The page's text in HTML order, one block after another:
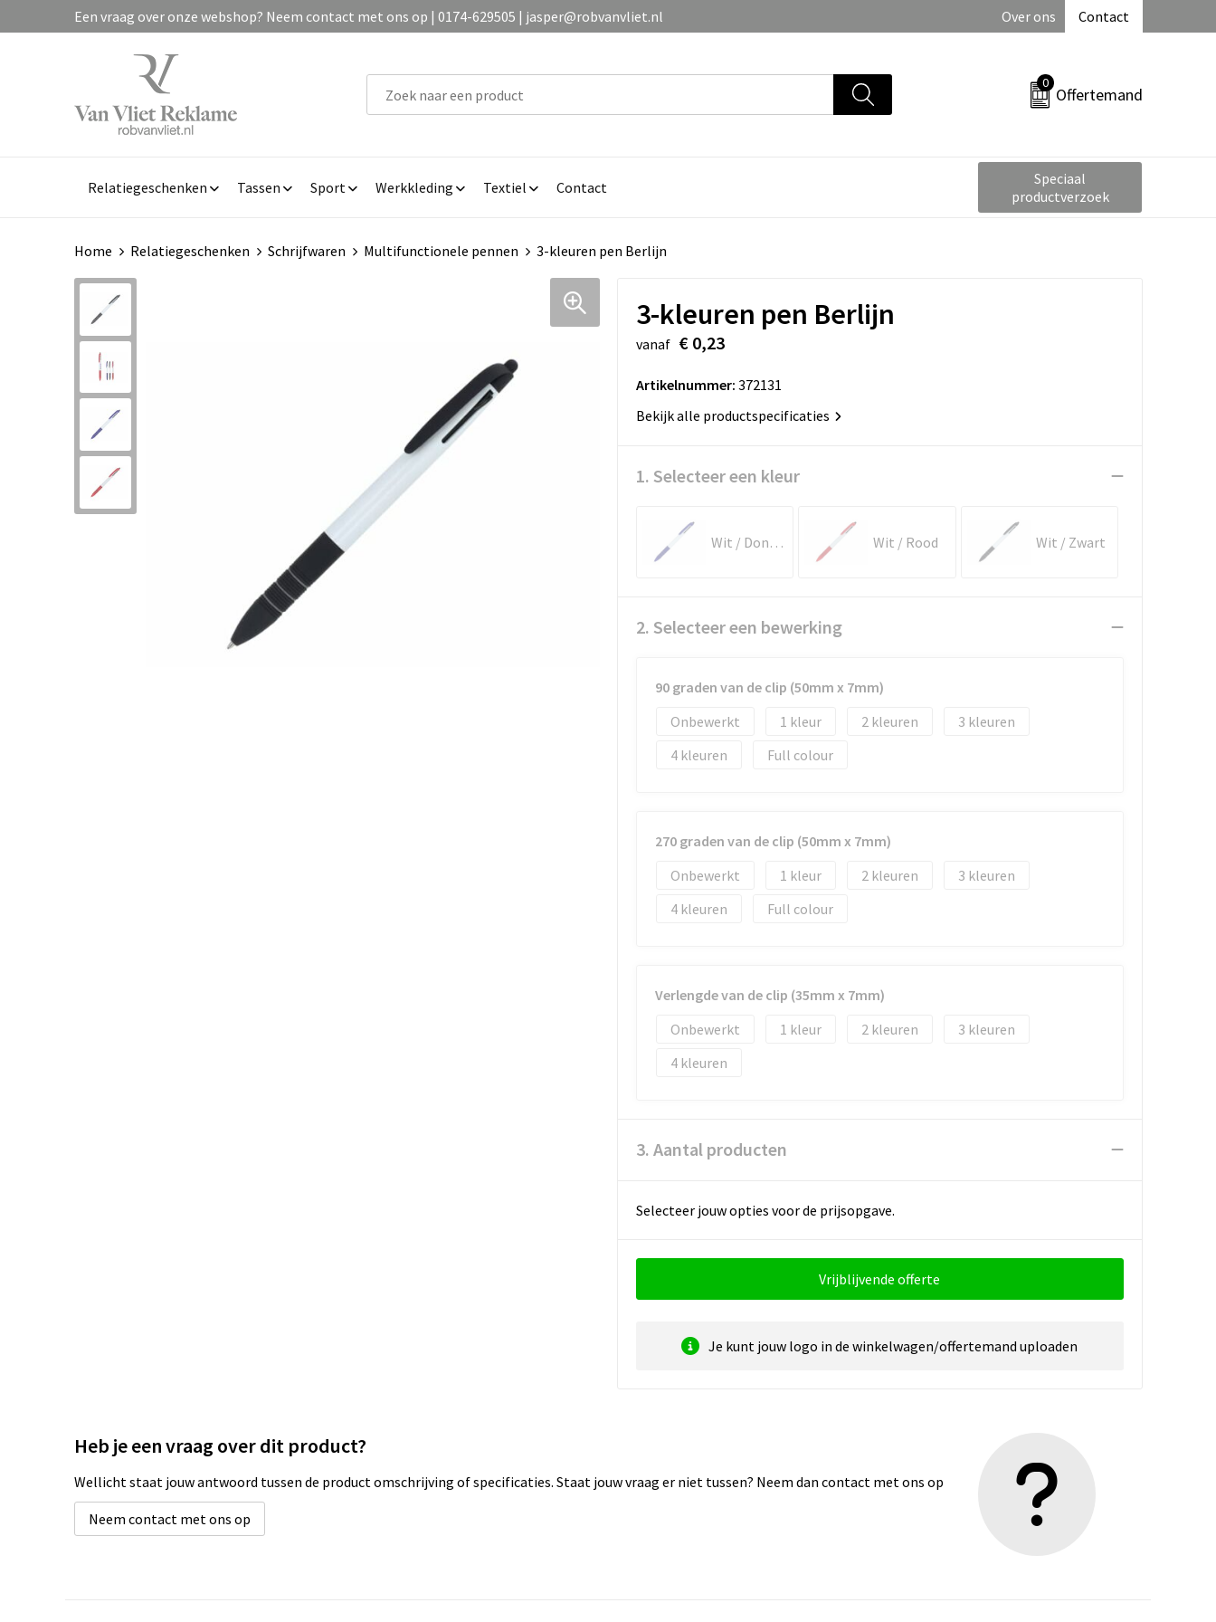
Een vraag over onze webshop? Neem contact met ons op | 0174-629505 | jasper@robvanvliet.nl Over ons Contact
0
Offertemand
Relatiegeschenken Tassen Sport Werkkleding Textiel Contact
Speciaal
productverzoek
Home Relatiegeschenken Schrijfwaren Multifunctionele pennen 3-kleuren pen Berlijn
3-kleuren pen Berlijn
vanaf € 0,23
Artikelnummer: 372131
Bekijk alle productspecificaties
1. Selecteer een kleur
Wit / Donkerblauw Wit / Rood Wit / Zwart
2. Selecteer een bewerking
90 graden van de clip (50mm x 7mm)
Onbewerkt
1 2
3
4
Full colour
270 graden van de clip (50mm x 7mm)
Onbewerkt
1 2
3
4
Full colour
Verlengde van de clip (35mm x 7mm)
Onbewerkt
1 2
3
4
3. Aantal producten
Selecteer jouw opties voor de prijsopgave.
Vrijblijvende offerte
Je kunt jouw logo in de winkelwagen/offertemand uploaden
Heb je een vraag over dit product?
Wellicht staat jouw antwoord tussen de product omschrijving of specificaties. Staat jouw vraag er niet tussen? Neem dan contact met ons op
Neem contact met ons op